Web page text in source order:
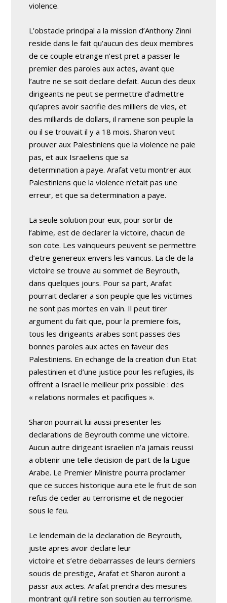
violence.
L’obstacle principal a la mission d’Anthony Zinni
reside dans le fait qu’aucun des deux membres
de ce couple etrange n’est pret a passer le
premier des paroles aux actes, avant que
l’autre ne se soit declare defait. Aucun des deux
dirigeants ne peut se permettre d’admettre
qu’apres avoir sacrifie des milliers de vies, et
des milliards de dollars, il ramene son peuple la
ou il se trouvait il y a 18 mois. Sharon veut
prouver aux Palestiniens que la violence ne paie
pas, et aux Israeliens que sa
determination a paye. Arafat vetu montrer aux
Palestiniens que la violence n’etait pas une
erreur, et que sa determination a paye.
La seule solution pour eux, pour sortir de
l’abime, est de declarer la victoire, chacun de
son cote. Les vainqueurs peuvent se permettre
d’etre genereux envers les vaincus. La cle de la
victoire se trouve au sommet de Beyrouth,
dans quelques jours. Pour sa part, Arafat
pourrait declarer a son peuple que les victimes
ne sont pas mortes en vain. Il peut tirer
argument du fait que, pour la premiere fois,
tous les dirigeants arabes sont passes des
bonnes paroles aux actes en faveur des
Palestiniens. En echange de la creation d’un Etat
palestinien et d’une justice pour les refugies, ils
offrent a Israel le meilleur prix possible : des
« relations normales et pacifiques ».
Sharon pourrait lui aussi presenter les
declarations de Beyrouth comme une victoire.
Aucun autre dirigeant israelien n’a jamais reussi
a obtenir une telle decision de part de la Ligue
Arabe. Le Premier Ministre pourra proclamer
que ce succes historique aura ete le fruit de son
refus de ceder au terrorisme et de negocier
sous le feu.
Le lendemain de la declaration de Beyrouth,
juste apres avoir declare leur
victoire et s’etre debarrasses de leurs derniers
soucis de prestige, Arafat et Sharon auront a
passr aux actes. Arafat prendra des mesures
montrant qu’il retire son soutien au terrorisme.